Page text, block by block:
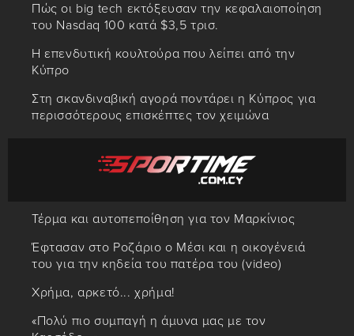
Πώς οι big tech εκτόξευσαν την κεφαλαιοποίηση
του Nasdaq 100 κατά $3,5 τρισ.
Η επενδυτική κουλτούρα που λείπει από την
Κύπρο
Στη σκανδιναβική αγορά ποντάρει η Κύπρος για
περισσότερους επισκέπτες τον χειμώνα
Τέρμα και αυτοπεποίθηση για τον Μαρκίνιος
Έφτασαν στο Ροζάριο ο Μέσι και η οικογένειά
του για την κηδεία του πατέρα του (video)
Χρήμα, αρκετό... χρήμα!
«Πολύ πιο συμπαγή η άμυνα μας με τον